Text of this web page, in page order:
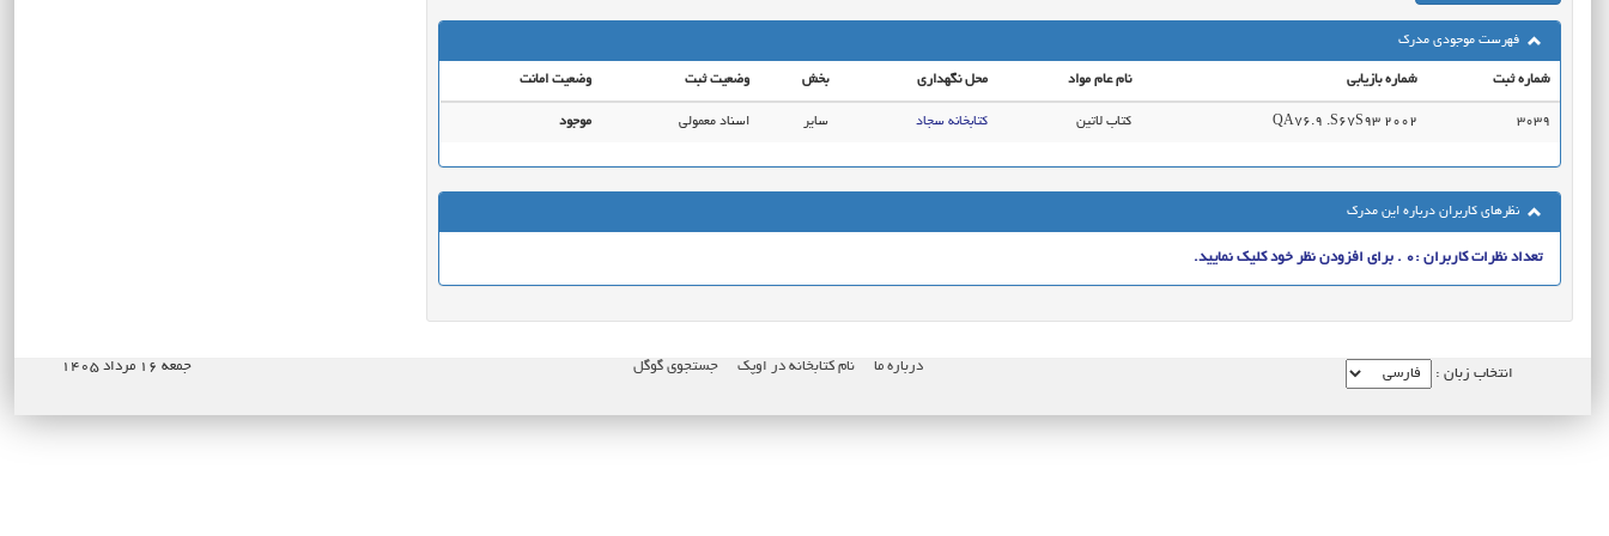
فهرست موجودی مدرک
شماره ثبت شماره بازیابی نام عام مواد محل نگهداری بخش وضعیت ثبت وضعیت امانت
3039
QA76.9 .S67S93 2002 کتاب لاتین کتابخانه سجاد سایر اسناد معمولی موجود
نظرهای کاربران درباره این مدرک
تعداد نظرات کاربران :0 . برای افزودن نظر خود کلیک نمایید.
درباره ما نام کتابخانه در اوپک جستجوی گوگل جمعه ۱۶ مرداد ۱۴۰۵ انتخاب زبان :